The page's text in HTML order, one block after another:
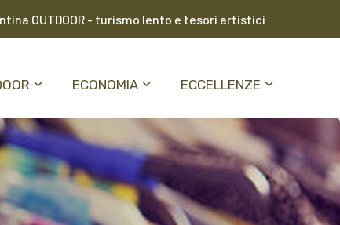
OUTDOOR - turismo lento e tesori artistici
ECONOMIA ECCELLENZE